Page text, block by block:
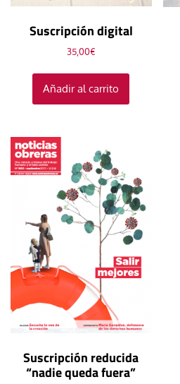
Suscripción digital
35,00€
Añadir al carrito
Suscripción reducida
“nadie queda fuera”